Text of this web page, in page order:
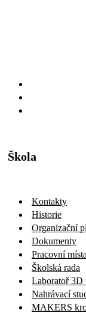
Škola
Kontakty
Historie
Organizační
Dokumenty
Pracovní místa
Školská rada
Laboratoř 3D
Nahrávací
MAKERS